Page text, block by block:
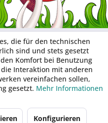
die für den technischen
sind und stets gesetzt
Komfort bei Benutzung
Interaktion mit anderen
vereinfachen sollen,
gesetzt. Mehr Informationen
Konfigurieren